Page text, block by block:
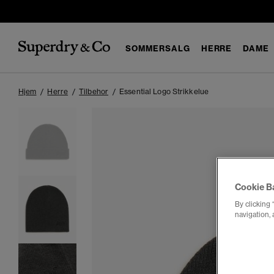
SOMMERSALG HERRE DAME
Hjem Herre Tilbehor Essential Logo Strikkelue
Cookie
By clicking
navigation,